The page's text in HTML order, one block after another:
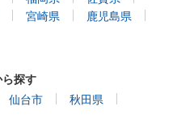
仙台市